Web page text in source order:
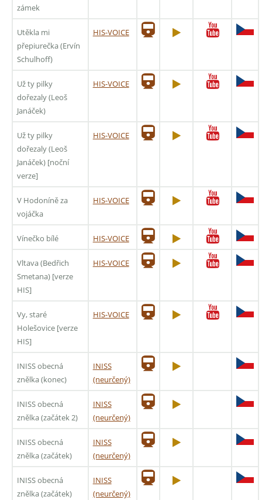
zámek
Utěkla mi
přepiurečka (Ervín
Schulhoff)
HIS-VOICE
Už ty pilky
dořezaly (Leoš
Janáček)
HIS-VOICE
Už ty pilky
dořezaly (Leoš
Janáček) [noční
verze]
HIS-VOICE
V Hodoníně za
vojáčka
HIS-VOICE
Vínečko bílé HIS-VOICE
Vltava (Bedřich
Smetana) [verze
HIS]
HIS-VOICE
Vy, staré
Holešovice [verze
HIS]
HIS-VOICE
INISS obecná
znělka (konec)
INISS
(neurčený)
INISS obecná
znělka (začátek 2)
INISS
(neurčený)
INISS obecná
znělka (začátek)
INISS
(neurčený)
INISS obecná
znělka (začátek)
INISS
(neurčený)